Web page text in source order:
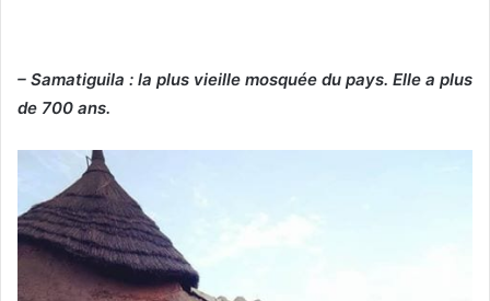
– Samatiguila : la plus vieille mosquée du pays. Elle a plus
de 700 ans.